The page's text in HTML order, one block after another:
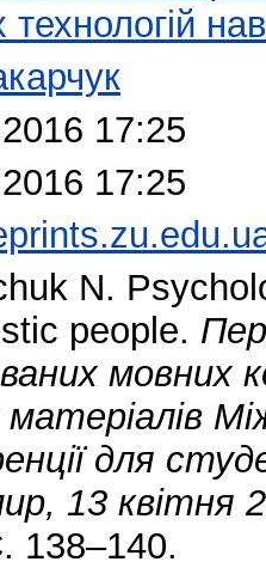
технологій
17:25
17:25
N.
people.
мовних
матеріалів
для
13 квітня
138–140.